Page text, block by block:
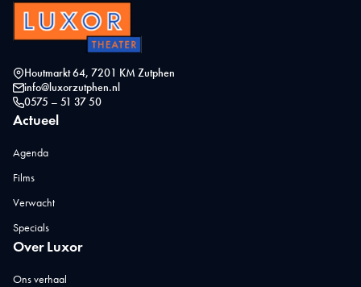
Houtmarkt 64, 7201 KM Zutphen
info@luxorzutphen.nl
0575 – 51 37 50
Actueel
Agenda
Films
Verwacht
Specials
Over Luxor
Ons verhaal